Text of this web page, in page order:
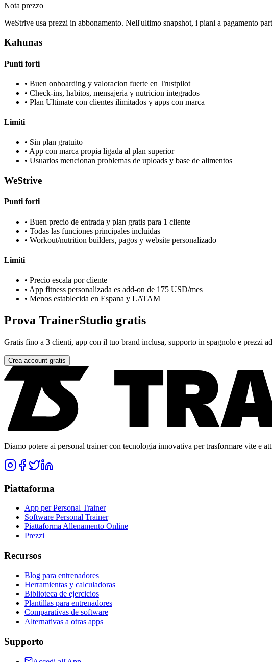
Nota prezzo
WeStrive usa prezzi in abbonamento. Nell'ultimo snapshot, i piani a pagamento
Kahunas
Punti forti
• Buen onboarding y valoracion fuerte en Trustpilot
• Check-ins, habitos, mensajeria y nutricion integrados
• Plan Ultimate con clientes ilimitados y apps con marca
Limiti
• Sin plan gratuito
• App con marca propia ligada al plan superior
• Usuarios mencionan problemas de uploads y base de alimentos
WeStrive
Punti forti
• Buen precio de entrada y plan gratis para 1 cliente
• Todas las funciones principales incluidas
• Workout/nutrition builders, pagos y website personalizado
Limiti
• Precio escala por cliente
• App fitness personalizada es add-on de 175 USD/mes
• Menos establecida en Espana y LATAM
Prova TrainerStudio gratis
Gratis fino a 3 clienti, app con il tuo brand inclusa, supporto in spagnolo e prezzi
Crea account gratis
Diamo potere ai personal trainer con tecnologia innovativa per trasformare vite e
Piattaforma
App per Personal Trainer
Software Personal Trainer
Piattaforma Allenamento Online
Prezzi
Recursos
Blog para entrenadores
Herramientas y calculadoras
Biblioteca de ejercicios
Plantillas para entrenadores
Comparativas de software
Alternativas a otras apps
Supporto